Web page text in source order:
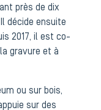
près de dix
décide ensuite
2017, il est co-
gravure et à
ou sur bois,
sur des